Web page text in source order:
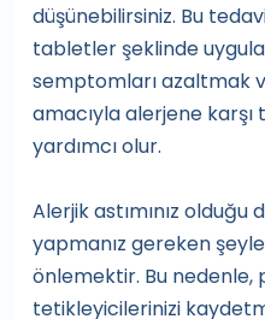
düşünebilirsiniz. Bu
tabletler şeklinde
semptomları azaltmak
amacıyla alerjene karşı
yardımcı olur.
Alerjik astımınız olduğu
yapmanız gereken
önlemektir. Bu nedenle,
tetikleyicilerinizi